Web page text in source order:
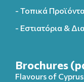
- Τοπικά Προϊόντα
- Εστιατόρια &
Brochures
Flavours of